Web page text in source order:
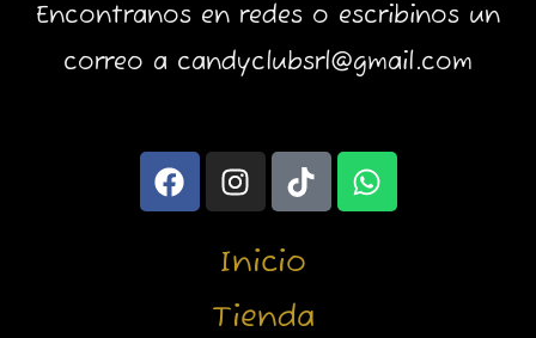
Encontranos en redes o escribinos un
correo a candyclubsrl@gmail.com
F
a
c
I
n
s
t
a
g
T
i
k
t
o
k
W
h
a
Inicio
Tienda